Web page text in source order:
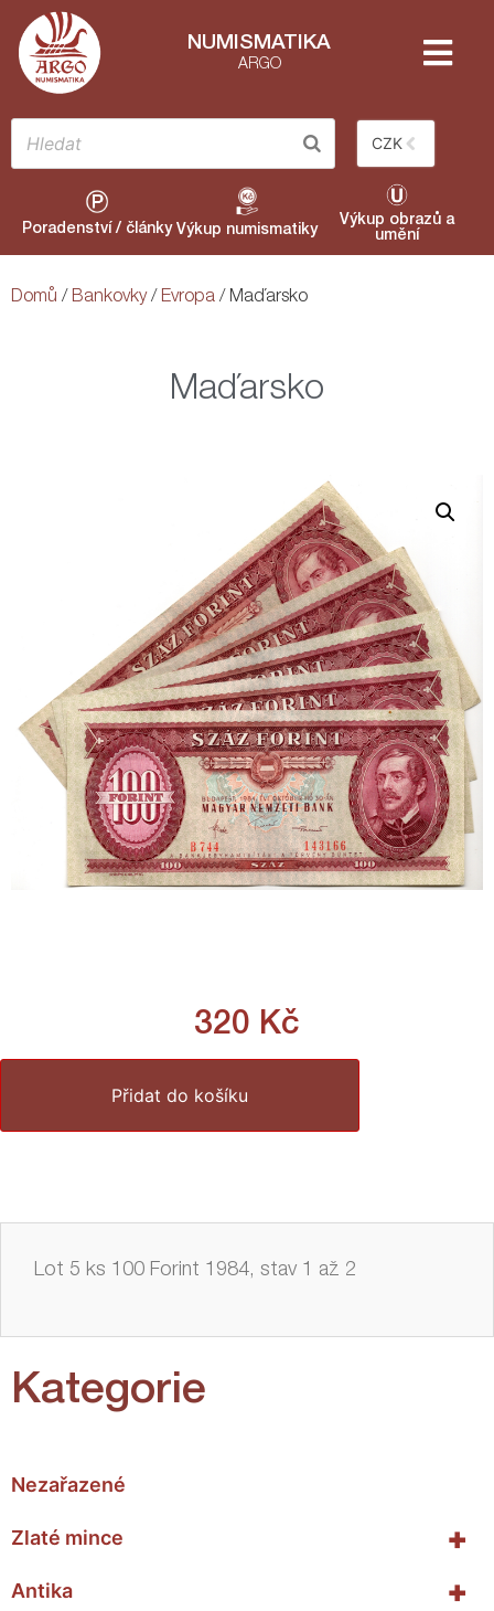
NUMISMATIKA
ARGO
CZK
Poradenství / články Výkup numismatiky
Výkup obrazů a
umění
Domů / Bankovky/ Evropa / Maďarsko
Kategorie
Nezařazené
+
Zlaté mince
+
Antika
Maďarsko
320 Kč
Přidat do košíku
Lot 5 ks 100 Forint 1984, stav 1 až 2